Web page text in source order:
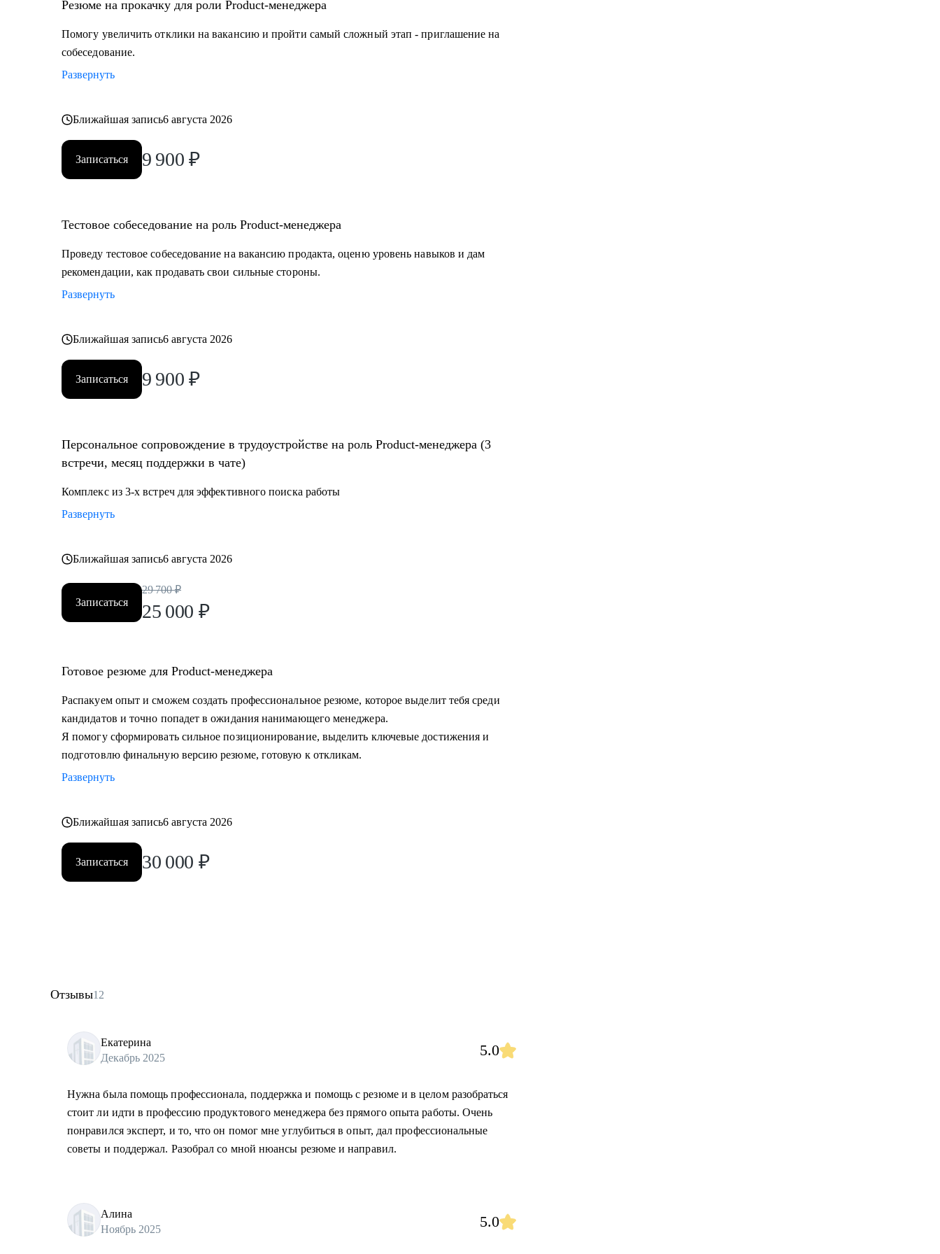
• Владельцам стартапов, которые собирают команду, строят процессы
Резюме на прокачку для роли Product-менеджера
Помогу увеличить отклики на вакансию и пройти самый сложный этап - приглашение на
собеседование.
Развернуть
Ближайшая запись6 августа 2026
Записаться 9 900 ₽
Тестовое собеседование на роль Product-менеджера
Проведу тестовое собеседование на вакансию продакта, оценю уровень навыков и дам
рекомендации, как продавать свои сильные стороны.
Развернуть
Ближайшая запись6 августа 2026
Записаться 9 900 ₽
Персональное сопровождение в трудоустройстве на роль Product-менеджера (3
встречи, месяц поддержки в чате)
Комплекс из 3-х встреч для эффективного поиска работы
Развернуть
Ближайшая запись6 августа 2026
Записаться
29 700 ₽
25 000 ₽
Готовое резюме для Product-менеджера
Распакуем опыт и сможем создать профессиональное резюме, которое выделит тебя среди
кандидатов и точно попадет в ожидания нанимающего менеджера.
Я помогу сформировать сильное позиционирование, выделить ключевые достижения и
подготовлю финальную версию резюме, готовую к откликам.
Развернуть
Ближайшая запись6 августа 2026
Записаться 30 000 ₽
Отзывы12
Екатерина
Декабрь 2025
5.0
Нужна была помощь профессионала, поддержка и помощь с резюме и в целом разобраться
стоит ли идти в профессию продуктового менеджера без прямого опыта работы. Очень
понравился эксперт, и то, что он помог мне углубиться в опыт, дал профессиональные
советы и поддержал. Разобрал со мной нюансы резюме и направил.
Алина
Ноябрь 2025
5.0